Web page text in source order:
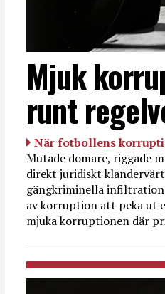
Mjuk
runt
När fotbollens
Mutade domare, riggade
direkt juridiskt
gängkriminella
av korruption att peka ut
mjuka korruptionen där